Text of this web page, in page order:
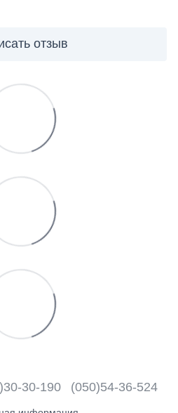
отзыв
30-190 (050)54-36-524